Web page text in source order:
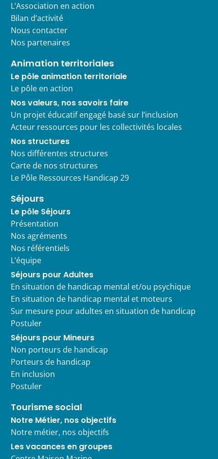
L’Association en action
Bilan d’activité
Nous contacter
Nos partenaires
Animation territoriales
Le pôle animation territoriale
Le pôle en action
Nos valeurs, nos savoirs faire
Un projet éducatif engagé basé sur l’inclusion
Acteur ressources pour les collectivités locales
Nos structures
Nos différentes structures
Carte de nos structures
Le Pôle Ressources Handicap 29
Séjours
Le pôle Séjours
Présentation
Nos agréments
Nos référentiels
L’équipe
Séjours pour Adultes
En situation de handicap mental et/ou psychique
En situation de handicap mental et moteurs
Sur mesure pour adultes en situation de handicap
Postuler
Séjours pour Mineurs
Non porteurs de handicap
Porteurs de handicap
En inclusion
Postuler
Tourisme social
Notre Métier, nos objectifs
Notre métier, nos objectifs
Les vacances en groupes